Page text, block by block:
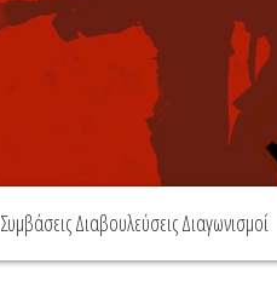
Συμβάσεις Διαβουλεύσεις Διαγωνισμοί